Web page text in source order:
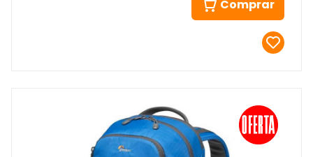
Comprar